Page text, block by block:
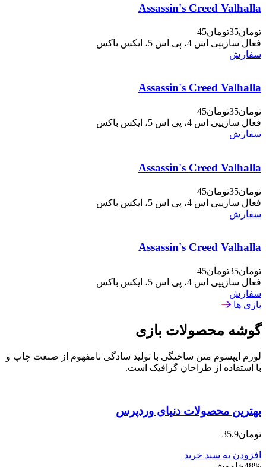
Assassin's Creed Valhalla
تومان35
تومان45
فعال سازیپی اس 4، پی اس 5، ایکس باکس
سفارش
Assassin's Creed Valhalla
تومان35
تومان45
فعال سازیپی اس 4، پی اس 5، ایکس باکس
سفارش
Assassin's Creed Valhalla
تومان35
تومان45
فعال سازیپی اس 4، پی اس 5، ایکس باکس
سفارش
Assassin's Creed Valhalla
تومان35
تومان45
فعال سازیپی اس 4، پی اس 5، ایکس باکس
سفارش
بازی ها
گوشه محصولات بازی
لورم ایپسوم متن ساختگی با تولید سادگی نامفهوم از صنعت چاپ و
با استفاده از طراحان گرافیک است.
بهترین محصولات دنیای وردپرس
تومان35.9
افزودن به سبد خرید